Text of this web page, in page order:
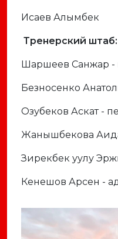
Исаев Алымбек
Тренерский штаб:
Шаршеев Санжар -
Безносенко
Озубеков Аскат -
Жанышбекова
Зирекбек уулу
Кенешов Арсен -